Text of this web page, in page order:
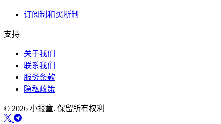
订阅制和买断制
支持
关于我们
联系我们
服务条款
隐私政策
© 2026 小报童. 保留所有权利